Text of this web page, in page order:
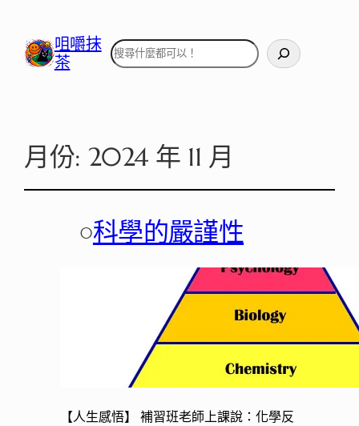
咀嚼抹
茶
搜
尋
月份: 2024 年 11 月
○科學的嚴謹性
【人生感悟】 補習班老師上課說：化學反